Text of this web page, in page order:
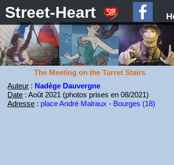
Street-Heart
The Meeting on the Turret Stairs
Auteur : Nadège Dauvergne
Date : Août 2021 (photos prises en 08/2021)
Adresse : place André Malraux - Bourges (18)